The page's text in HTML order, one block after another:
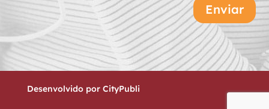
Enviar
Desenvolvido por CityPubli